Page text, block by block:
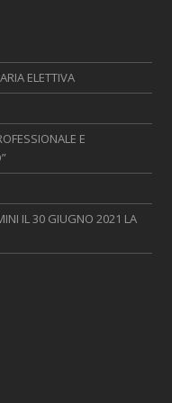
ELETTIVA
E
IL 30 GIUGNO 2021 LA